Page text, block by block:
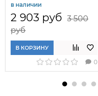
в наличии
2 903 руб 3 500
руб
В КОРЗИНУ
0